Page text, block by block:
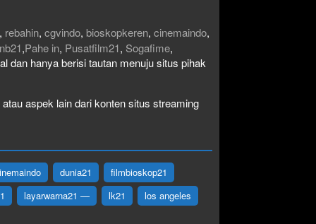
, rebahin, cgvindo, bioskopkeren, cinemaindo,
nb21,Pahe in, Pusatfilm21, Sogafime,
dan hanya berisi tautan menuju situs pihak
aspek lain dari konten situs streaming
dunia21
filmbioskop21
layarwarna21 — lk21 los angeles